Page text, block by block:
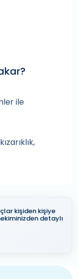
ile
kişiden kişiye
detaylı